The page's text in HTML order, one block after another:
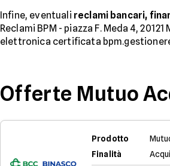
Infine, eventuali reclami bancari,
Reclami BPM - piazza F. Meda 4,
elettronica certificata
Offerte Mutuo
Prodotto
Finalità